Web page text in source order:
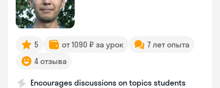
5 от 1090 ₽ за урок
7 лет опыта
4 отзыва
Encourages discussions on topics students